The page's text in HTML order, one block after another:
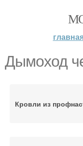
Дымоход
Кровли из